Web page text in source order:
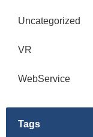
Uncategorized
VR
WebService
Tags